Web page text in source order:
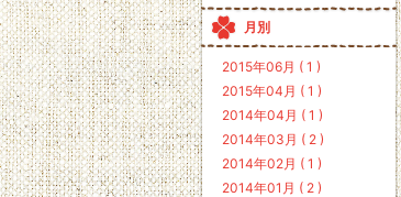
月別
2015年06月 ( 1 )
2015年04月 ( 1 )
2014年04月 ( 1 )
2014年03月 ( 2 )
2014年02月 ( 1 )
2014年01月 ( 2 )